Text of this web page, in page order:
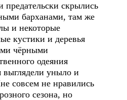
скрылись
барханами, там же
и некоторые
кустики и деревья
чёрными
одеяния
выглядели уныло и
совсем не нравились
сезона, но